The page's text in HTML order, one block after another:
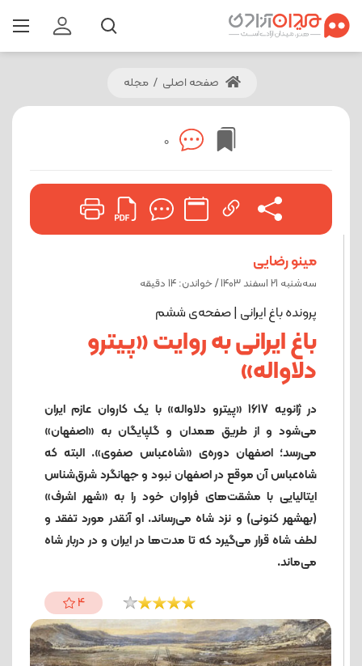
صفحه اصلی / مجله
0
مینو رضایی
ﺳﻪشنبه 21 اسفند 1403 / خواندن: 14 دقیقه
پرونده باغ ایرانی | صفحه‌ی ششم
باغ ایرانی به روایت «پیترو
دلاواله»
در ژانویه 1617 «پیترو دلاواله» با یک کاروان عازم ایران
می‌شود و از طریق همدان و گلپایگان به «اصفهان»
می‌رسد؛ اصفهان دوره‌ی «شاه‌عباس صفوی». البته که
شاه‌عباس آن موقع در اصفهان نبود و جهانگرد شرق‌شناس
ایتالیایی با مشقت‌های فراوان خود را به «شهر اشرف»
(بهشهر کنونی) و نزد شاه می‌رساند. او آنقدر مورد تفقد و
لطف شاه قرار می‌گیرد که تا مدت‌ها در ایران و در دربار شاه
می‌ماند.
4